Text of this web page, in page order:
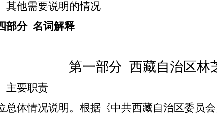
其他需要说明的情况
部分 名词解释
第一部分 西藏自治区林
主要职责
总体情况说明。根据《中共西藏自治区委员